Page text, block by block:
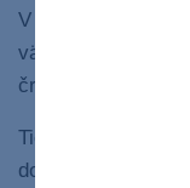
V našom tele žije
väčšina sa
črevný mikrobióm.
Tieto
donedávna vedeli